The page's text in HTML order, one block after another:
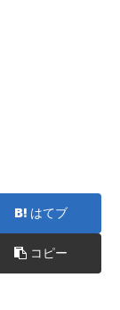
はてブ
コピー